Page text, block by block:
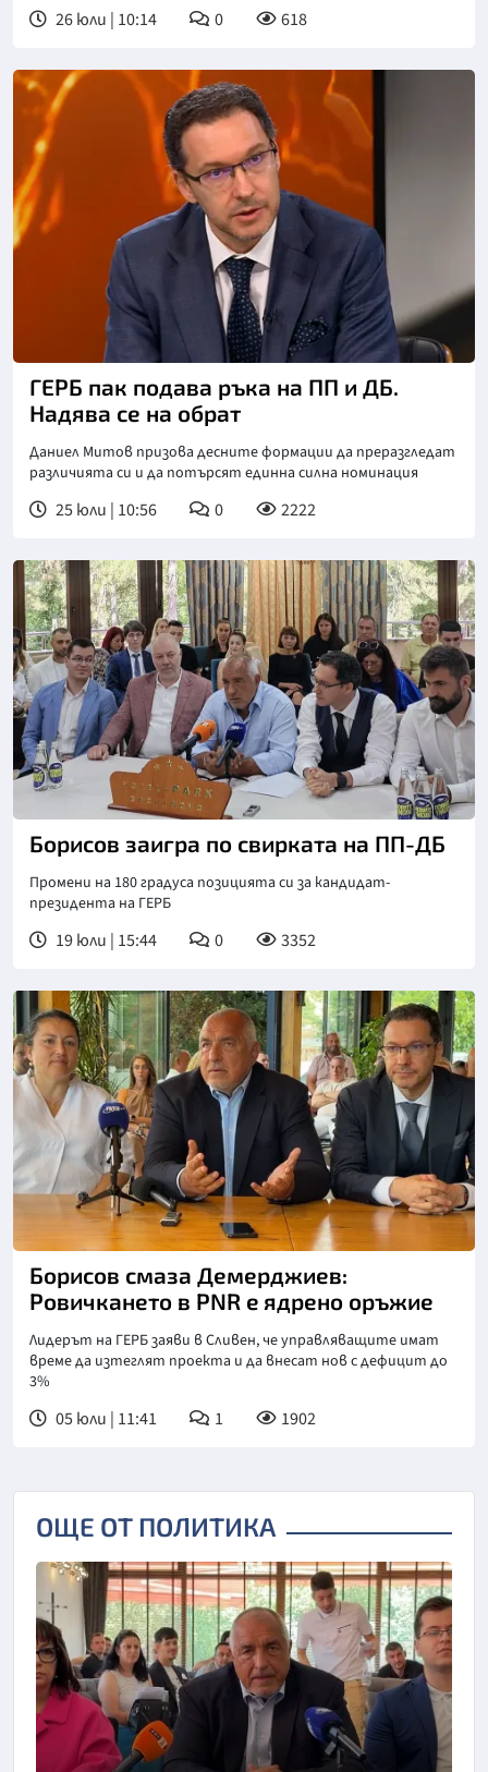
26 юли | 10:14 0 618
Снимка: Нова телевизия
ГЕРБ пак подава ръка на ПП и ДБ.
Надява се на обрат
Даниел Митов призова десните формации да преразгледат
различията си и да потърсят единна силна номинация
25 юли | 10:56 0 2222
Борисов заигра по свирката на ПП-ДБ
Промени на 180 градуса позицията си за кандидат-
президента на ГЕРБ
19 юли | 15:44 0 3352
Борисов смаза Демерджиев:
Ровичкането в PNR e ядрено оръжие
Лидерът на ГЕРБ заяви в Сливен, че управляващите имат
време да изтеглят проекта и да внесат нов с дефицит до
3%
05 юли | 11:41 1 1902
ОЩЕ ОТ ПОЛИТИКА